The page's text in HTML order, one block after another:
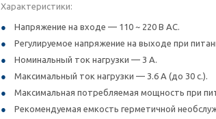
Характеристики:
Напряжение на входе — 110 ~ 220 В AC.
Регулируемое напряжение на выходе при
Номинальный ток нагрузки — 3 А.
Максимальный ток нагрузки — 3.6 А (до 30 с.).
Максимальная потребляемая мощность при
Рекомендуемая емкость герметичной